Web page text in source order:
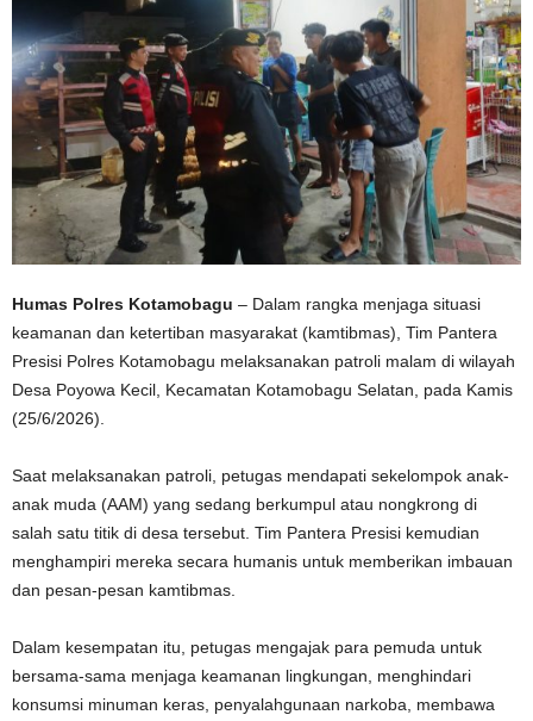
Humas Polres Kotamobagu – Dalam rangka menjaga situasi
keamanan dan ketertiban masyarakat (kamtibmas), Tim Pantera
Presisi Polres Kotamobagu melaksanakan patroli malam di wilayah
Desa Poyowa Kecil, Kecamatan Kotamobagu Selatan, pada Kamis
(25/6/2026).
Saat melaksanakan patroli, petugas mendapati sekelompok anak-
anak muda (AAM) yang sedang berkumpul atau nongkrong di
salah satu titik di desa tersebut. Tim Pantera Presisi kemudian
menghampiri mereka secara humanis untuk memberikan imbauan
dan pesan-pesan kamtibmas.
Dalam kesempatan itu, petugas mengajak para pemuda untuk
bersama-sama menjaga keamanan lingkungan, menghindari
konsumsi minuman keras, penyalahgunaan narkoba, membawa